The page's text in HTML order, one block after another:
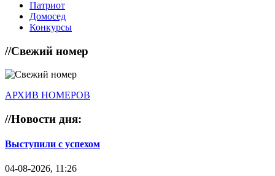
Патриот
Домосед
Конкурсы
//Свежий номер
АРХИВ НОМЕРОВ
//Новости дня:
Выступили с успехом
04-08-2026, 11:26